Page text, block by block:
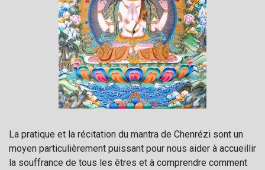
La pratique et la récitation du mantra de Chenrézi sont un
moyen particulièrement puissant pour nous aider à accueillir
la souffrance de tous les êtres et à comprendre comment